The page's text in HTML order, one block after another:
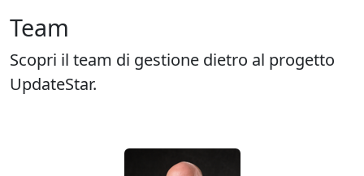
Team
Scopri il team di gestione dietro al progetto
UpdateStar.